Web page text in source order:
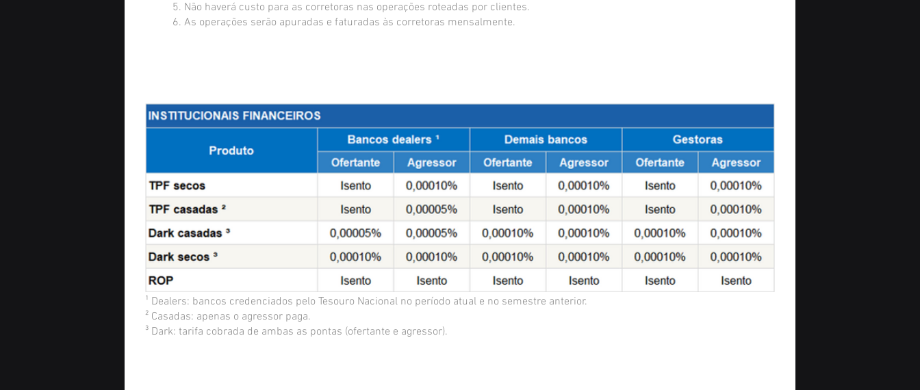
Não haverá custo para as corretoras nas operações roteadas por clientes.
As operações serão apuradas e faturadas às corretoras mensalmente.
¹ Dealers: bancos credenciados pelo Tesouro Nacional no período atual e no semestre anterior.
² Casadas: apenas o agressor paga.
³ Dark: tarifa cobrada de ambas as pontas (ofertante e agressor).